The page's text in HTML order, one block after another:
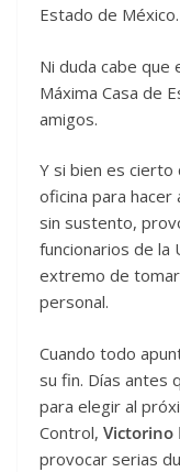
Estado de México.
Ni duda cabe
Máxima Casa de
amigos.
Y si bien es
oficina para hacer
sin sustento,
funcionarios de la
extremo de tomar
personal.
Cuando todo
su fin. Días antes
para elegir al
Control, Victorino
provocar serias